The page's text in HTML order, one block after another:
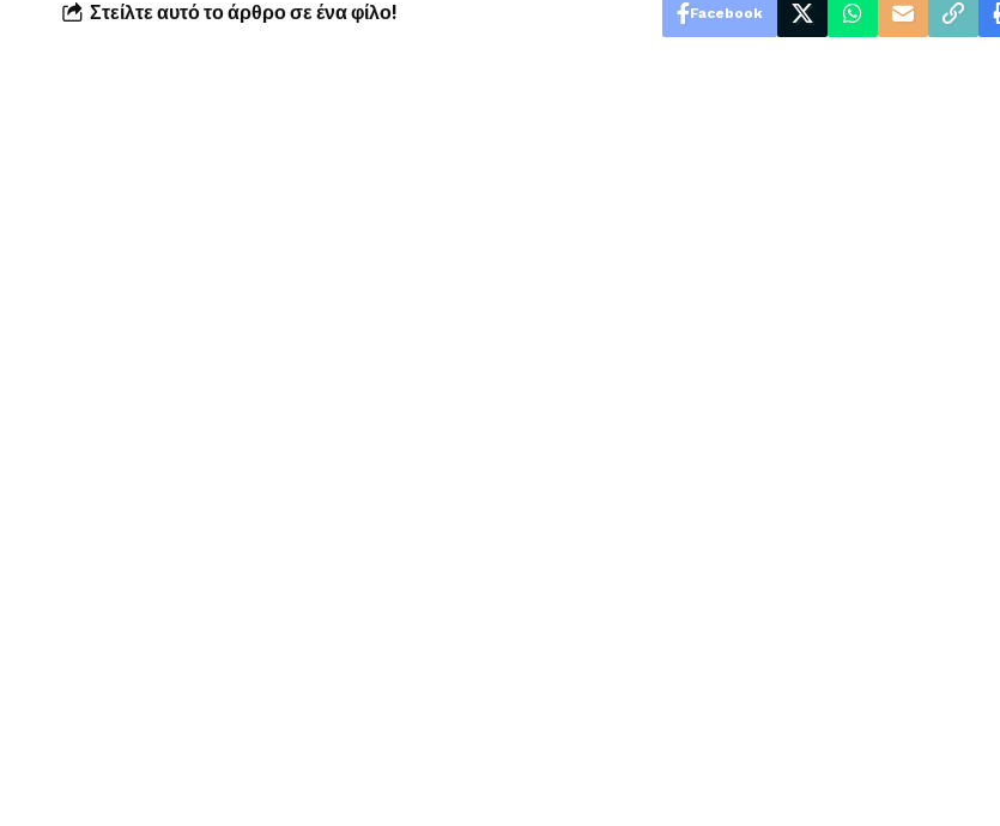
Στείλτε αυτό το άρθρο σε ένα φίλο! Facebook